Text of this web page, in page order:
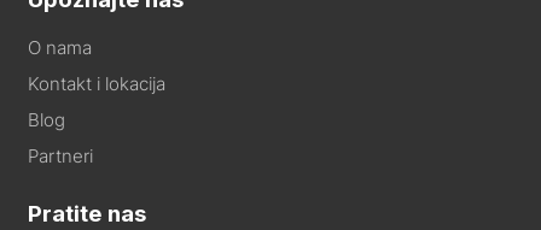
O nama
Kontakt i lokacija
Blog
Partneri
Pratite nas